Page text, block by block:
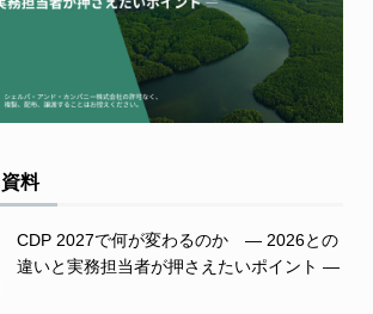
料
CDP 2027で何が変わるのか ― 2026との
違いと実務担当者が押さえたいポイント ―